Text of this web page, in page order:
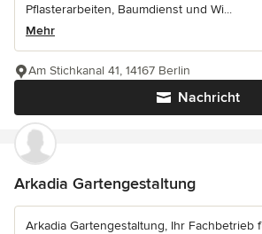
Pflasterarbeiten, Baumdienst und Wi...
Mehr
Nachricht
Am Stichkanal 41, 14167 Berlin
Arkadia Gartengestaltung
Arkadia Gartengestaltung, Ihr Fachbetrieb